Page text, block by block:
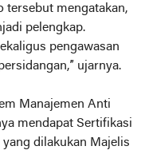
tersebut mengatakan,
pelengkap.
pengawasan
ujarnya.
Manajemen Anti
mendapat Sertifikasi
yang dilakukan Majelis